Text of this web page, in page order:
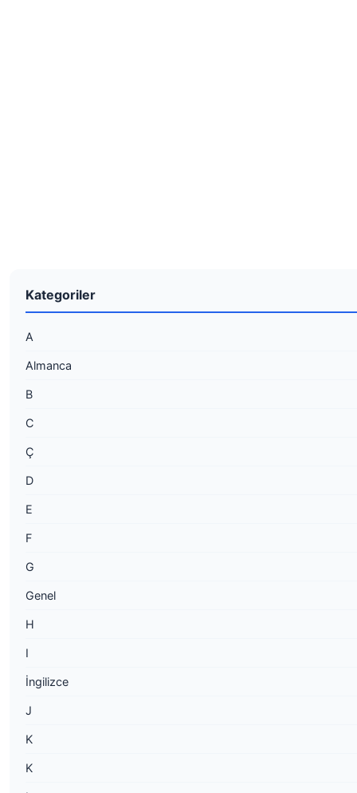
Kategoriler
A
Almanca
B
C
Ç
D
E
F
G
Genel
H
I
İngilizce
J
K
K